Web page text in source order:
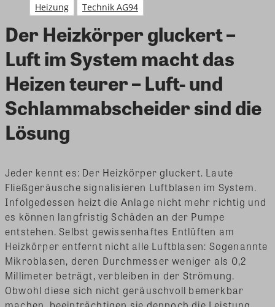
Heizung Technik AG94
Der Heizkörper gluckert –
Luft im System macht das
Heizen teurer – Luft- und
Schlammabscheider sind die
Lösung
Jeder kennt es: Der Heizkörper gluckert. Laute
Fließgeräusche signalisieren Luftblasen im System.
Infolgedessen heizt die Anlage nicht mehr richtig und
es können langfristig Schäden an der Pumpe
entstehen. Selbst gewissenhaftes Entlüften am
Heizkörper entfernt nicht alle Luftblasen: Sogenannte
Mikroblasen, deren Durchmesser weniger als 0,2
Millimeter beträgt, verbleiben in der Strömung.
Obwohl diese sich nicht geräuschvoll bemerkbar